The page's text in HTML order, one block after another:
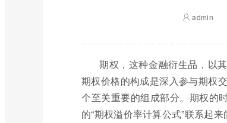
admin
期权，这种金融衍生品，以
期权价格的构成是深入参与期权
个至关重要的组成部分。期权的
的“期权溢价率计算公式”联系起